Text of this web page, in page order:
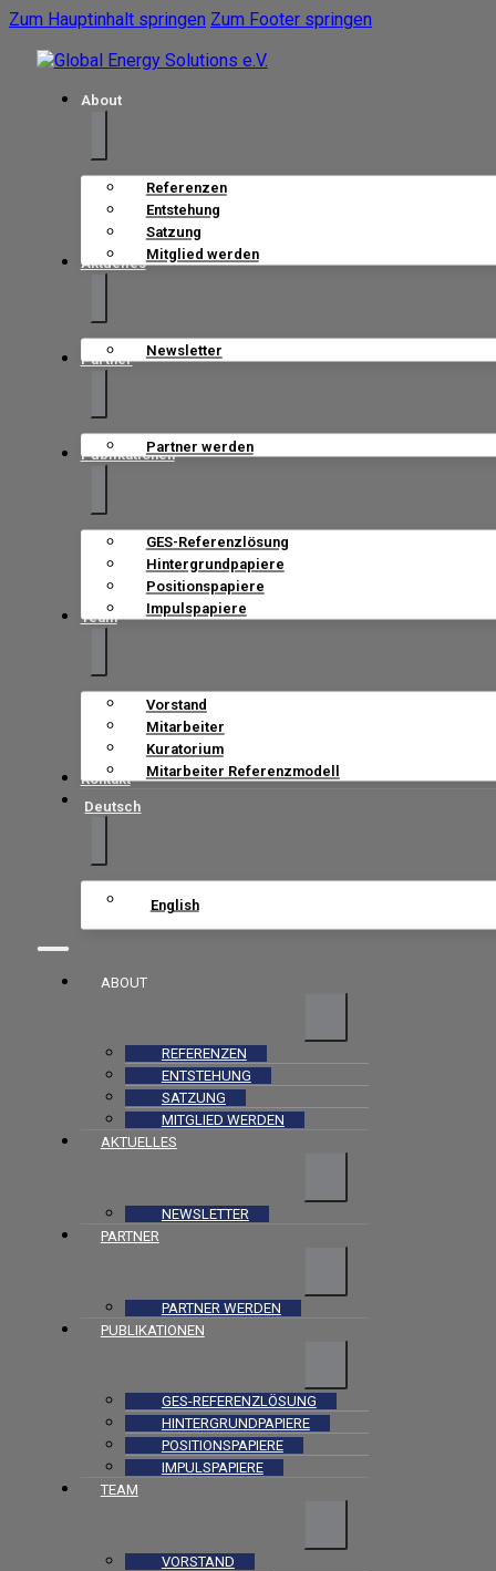
Zum Hauptinhalt springen Zum Footer springen
About
Referenzen
Entstehung
Satzung
Mitglied werden
Aktuelles
Newsletter
Partner
Partner werden
Publikationen
GES-Referenzlösung
Hintergrundpapiere
Positionspapiere
Impulspapiere
Team
Vorstand
Mitarbeiter
Kuratorium
Mitarbeiter Referenzmodell
Kontakt
Deutsch
English
ABOUT
REFERENZEN
ENTSTEHUNG
SATZUNG
MITGLIED WERDEN
AKTUELLES
NEWSLETTER
PARTNER
PARTNER WERDEN
PUBLIKATIONEN
GES-REFERENZLÖSUNG
HINTERGRUNDPAPIERE
POSITIONSPAPIERE
IMPULSPAPIERE
TEAM
VORSTAND